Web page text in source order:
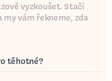
vyzkoušet. Stačí
vám řekneme, zda
těhotné?